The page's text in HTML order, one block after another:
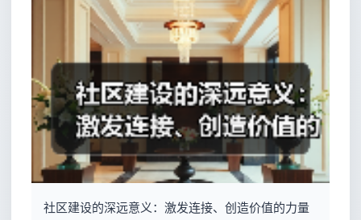
社区建设的深远意义：激发连接、创造价值的力量